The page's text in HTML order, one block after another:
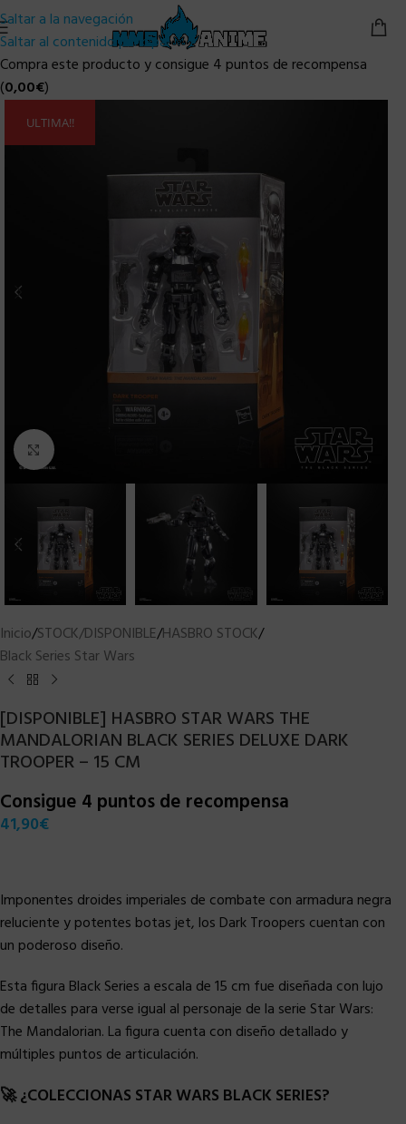
Saltar a la navegación
Saltar al contenido principal
Compra este producto y consigue 4 puntos de recompensa
(0,00€)
ULTIMA!!
Clic para ampliar
Inicio/STOCK/DISPONIBLE/HASBRO STOCK/
Black Series Star Wars
[DISPONIBLE] HASBRO STAR WARS THE
MANDALORIAN BLACK SERIES DELUXE DARK
TROOPER – 15 CM
Consigue 4 puntos de recompensa
41,90€
Imponentes droides imperiales de combate con armadura negra
reluciente y potentes botas jet, los Dark Troopers cuentan con
un poderoso diseño.
Esta figura Black Series a escala de 15 cm fue diseñada con lujo
de detalles para verse igual al personaje de la serie Star Wars:
The Mandalorian. La figura cuenta con diseño detallado y
múltiples puntos de articulación.
🚀 ¿COLECCIONAS STAR WARS BLACK SERIES?